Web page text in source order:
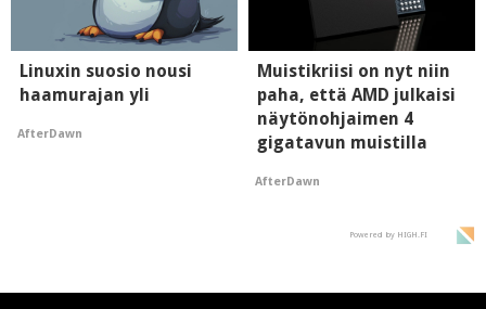
Linuxin suosio nousi
haamurajan yli
AfterDawn
Muistikriisi on nyt niin
paha, että AMD julkaisi
näytönohjaimen 4
gigatavun muistilla
AfterDawn
Powered by HIGH.FI